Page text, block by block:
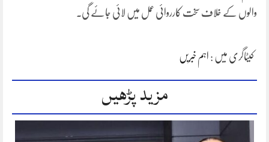
والوں کے خلاف سخت کارروائی عمل میں لائی جائے گی۔
کیٹاگری میں : اہم خبریں
مزید پڑھیں